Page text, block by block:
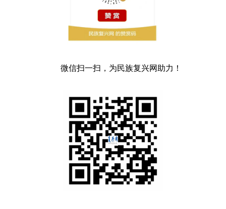
微信扫一扫，为民族复兴网助力！